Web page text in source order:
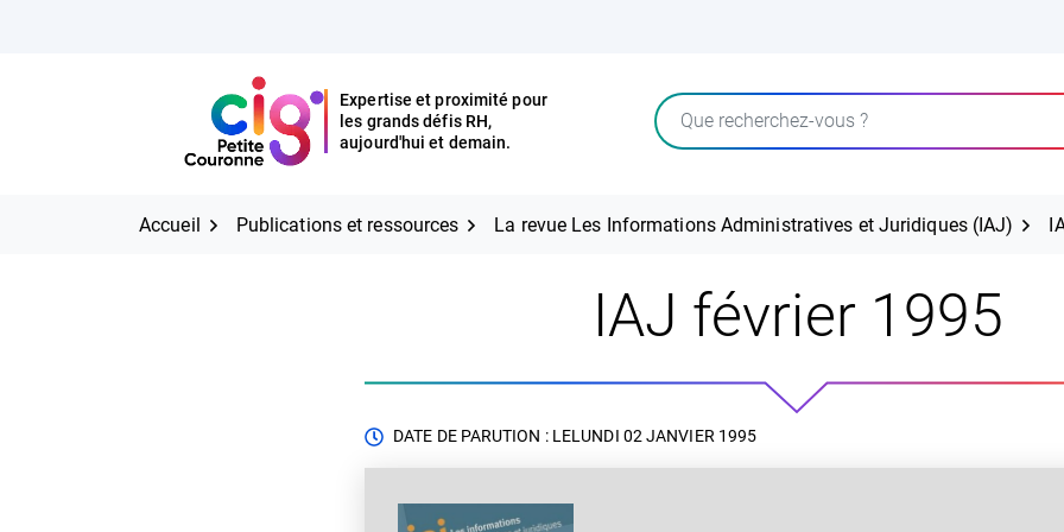
CIG Petite Couronne
Expertise et proximité pour
les grands défis RH,
aujourd'hui et demain.
Rechercher
CIG Petite Couronne
Expertise et proximité pour
les grands défis RH,
aujourd'hui et demain.
Accueil Publications et ressources La revue Les Informations Administratives et Juridiques (IAJ)
IAJ février 1995
DATE DE PARUTION : LELUNDI 02 JANVIER 1995